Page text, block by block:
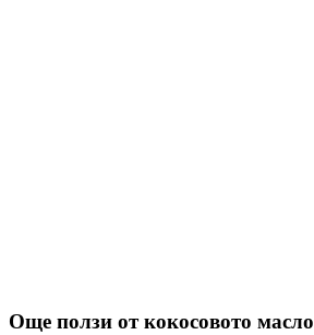
Още ползи от кокосовото масло